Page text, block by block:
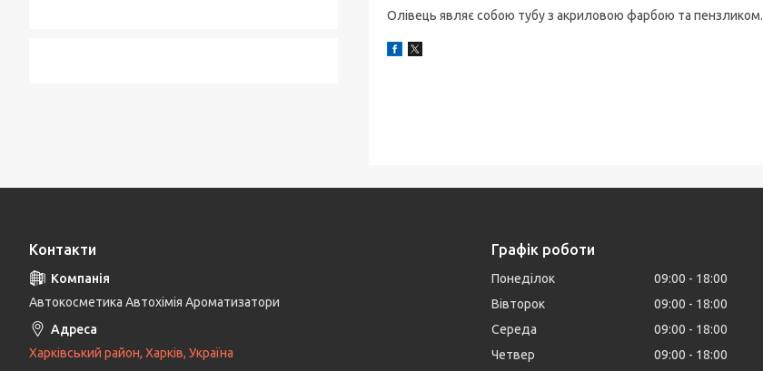
Олівець являє собою тубу з акриловою фарбою та пензликом.
Контакти
Автокосметика Автохімія Ароматизатори
Харківський район, Харків, Україна
Графік роботи
Понеділок 09:00
18:00
Вівторок
09:00
18:00
Середа
09:00
18:00
Четвер
09:00
18:00